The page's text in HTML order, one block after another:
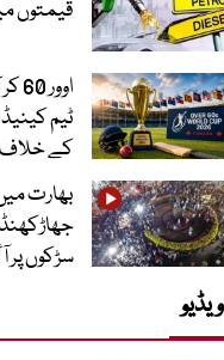
قیمتوں
کے خلاف
بھارت
سڑکوں پر
ویڈیو